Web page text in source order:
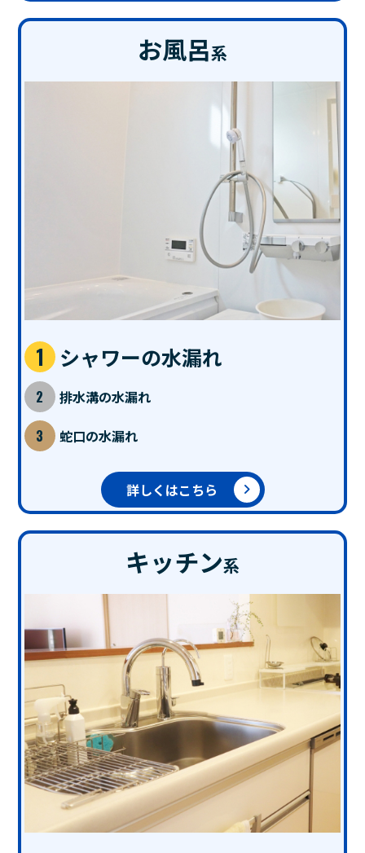
お風呂系
シャワーの水漏れ
排水溝の水漏れ
蛇口の水漏れ
詳しくはこちら
キッチン系